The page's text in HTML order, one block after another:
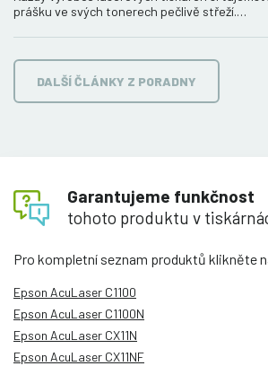
prášku ve svých tonerech pečlivě střeží.…
DALŠÍ ČLÁNKY Z PORADNY
Garantujeme funkčnost
tohoto produktu v
Pro kompletní seznam produktů klikněte
Epson AcuLaser C1100
Epson AcuLaser C1100N
Epson AcuLaser CX11N
Epson AcuLaser CX11NF